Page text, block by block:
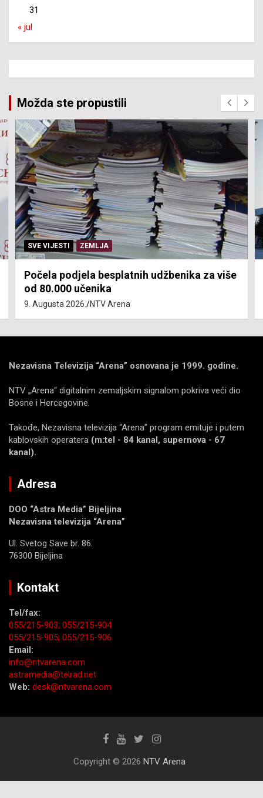
31
« jul
Možda ste propustili
SVE VIJESTI ZEMLJA
Počela podjela besplatnih udžbenika za više
od 80.000 učenika
9. Augusta 2026. NTV Arena
Nezavisna Televizija “Arena” osnovana je 1999. godine.
NTV „Arena“ digitalnim zemaljskim signalom pokriva veći dio
Bosne i Hercegovine.
Takođe, Nezavisna televizija “Arena” program emituje i putem
kablovskih operatera (m:tel - 84 kanal, supernova - 67
kanal).
Adresa
DOO “Astra Media” Bijeljina
Nezavisna televizija “Arena”
Ul. Svetog Save br. 86.
76300 Bijeljina
Kontakt
Tel/fax:
055/215-903; 055/215-904
055/215-905; 055/215-906
Email:
info@ntvarena.com
astramedia@telrad.net
Web: desk@ntvarena.com
Copyright © 2026 NTV Arena